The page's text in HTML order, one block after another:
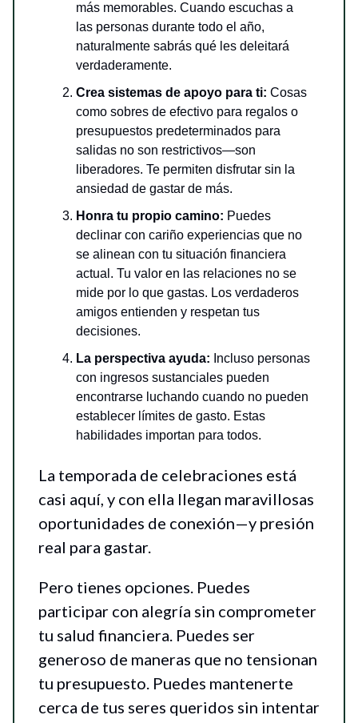
más memorables. Cuando escuchas a
las personas durante todo el año,
naturalmente sabrás qué les deleitará
verdaderamente.
Crea sistemas de apoyo para ti: Cosas
como sobres de efectivo para regalos o
presupuestos predeterminados para
salidas no son restrictivos—son
liberadores. Te permiten disfrutar sin la
ansiedad de gastar de más.
Honra tu propio camino: Puedes
declinar con cariño experiencias que no
se alinean con tu situación financiera
actual. Tu valor en las relaciones no se
mide por lo que gastas. Los verdaderos
amigos entienden y respetan tus
decisiones.
La perspectiva ayuda: Incluso personas
con ingresos sustanciales pueden
encontrarse luchando cuando no pueden
establecer límites de gasto. Estas
habilidades importan para todos.
La temporada de celebraciones está
casi aquí, y con ella llegan maravillosas
oportunidades de conexión—y presión
real para gastar.
Pero tienes opciones. Puedes
participar con alegría sin comprometer
tu salud financiera. Puedes ser
generoso de maneras que no tensionan
tu presupuesto. Puedes mantenerte
cerca de tus seres queridos sin intentar